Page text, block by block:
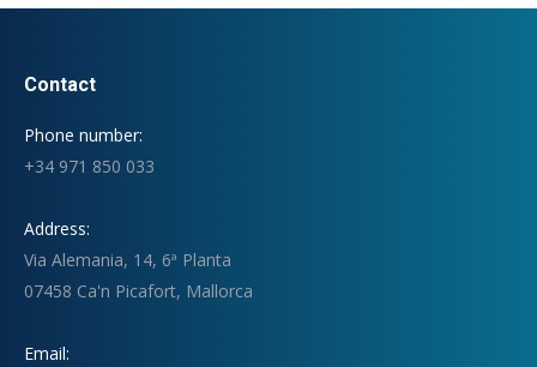
Contact
Phone number:
+34 971 850 033
Address:
Via Alemania, 14, 6ª Planta
07458 Ca'n Picafort, Mallorca
Email: